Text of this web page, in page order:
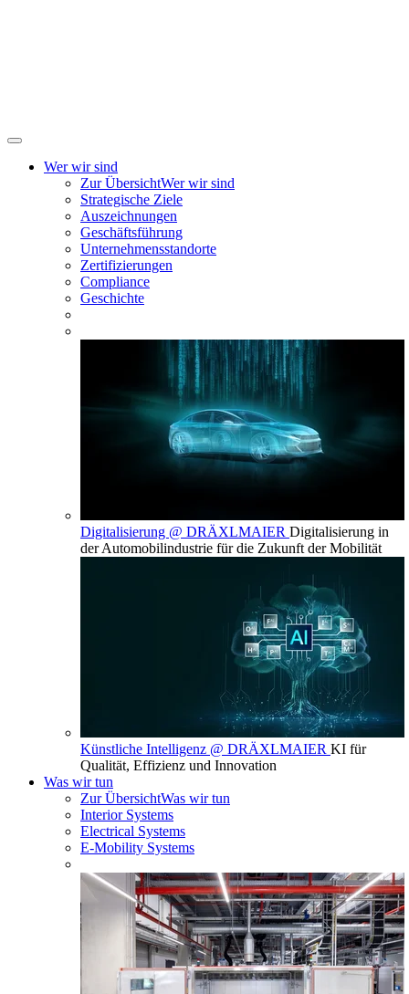
Wer wir sind
Zur ÜbersichtWer wir sind
Strategische Ziele
Auszeichnungen
Geschäftsführung
Unternehmensstandorte
Zertifizierungen
Compliance
Geschichte
Digitalisierung @ DRÄXLMAIER Digitalisierung in
der Automobilindustrie für die Zukunft der Mobilität
Künstliche Intelligenz @ DRÄXLMAIER KI für
Qualität, Effizienz und Innovation
Was wir tun
Zur ÜbersichtWas wir tun
Interior Systems
Electrical Systems
E-Mobility Systems